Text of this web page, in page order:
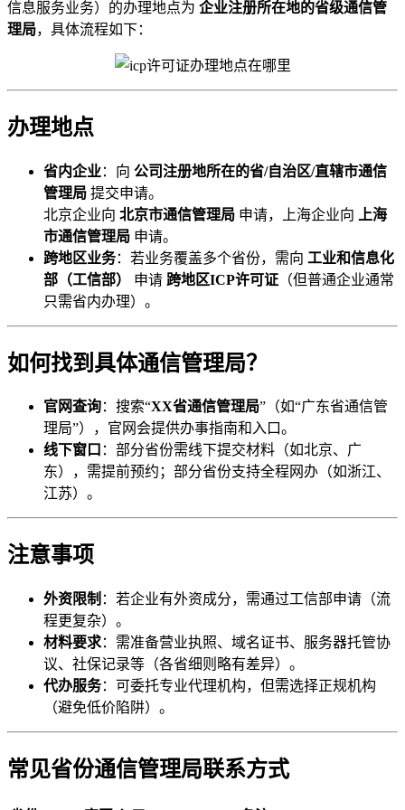
信息服务业务）的办理地点为 企业注册所在地的省级通信管
理局，具体流程如下：
办理地点
省内企业：向 公司注册地所在的省/自治区/直辖市通信
管理局 提交申请。
北京企业向 北京市通信管理局 申请，上海企业向
上海
市通信管理局 申请。
跨地区业务：若业务覆盖多个省份，需向 工业和信息化
部（工信部）
申请 跨地区ICP许可证 （但普通企业通常
只需省内办理）。
如何找到具体通信管理局？
官网查询：搜索“XX省通信管理局”（如“广东省通信管
理局”），官网会提供办事指南和入口。
线下窗口 ：部分省份需线下提交材料（如北京、广
东），需提前预约；部分省份支持全程网办（如浙江、
江苏）。
注意事项
外资限制 ：若企业有外资成分，需通过工信部申请（流
程更复杂）。
材料要求：需准备营业执照、域名证书、服务器托管协
议、社保记录等（各省细则略有差异）。
代办服务：可委托专业代理机构，但需选择正规机构
（避免低价陷阱）。
常见省份通信管理局联系方式